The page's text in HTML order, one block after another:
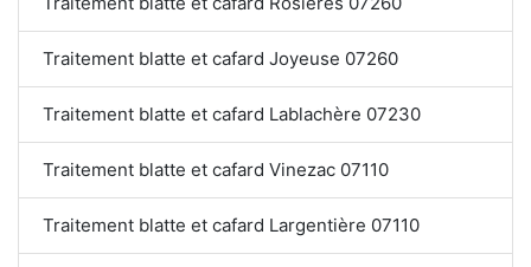
Traitement blatte et cafard Joyeuse 07260
Traitement blatte et cafard Lablachère 07230
Traitement blatte et cafard Vinezac 07110
Traitement blatte et cafard Largentière 07110